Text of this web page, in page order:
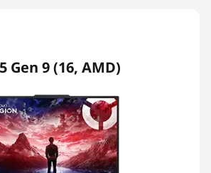
Gen 9 (16, AMD)